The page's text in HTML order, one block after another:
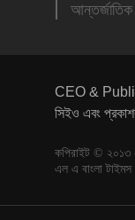
আন্তর্জাতিক
CEO &
সিইও এবং
কপিরাইট ©
এল এ বাংলা টাইমস